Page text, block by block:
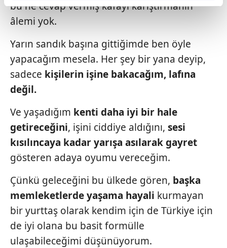
reklamların maliyetlerimizi karşılamak noktasında tek gelir
kalemimiz olduğunu sizlere hatırlatmak isteriz.
Her halükârda, kullanıcılar, bu çerezlere izin vermedikleri
takdirde, kullanıcılara hedefli reklamlar
gösterilmeyecektir."
Sizlere daha iyi bir hizmet sunabilmek için İnternet
Sitemizde kendimize ve üçüncü kişilere ait çerezler
kullanılmaktadır. Bu çerezler vasıtasıyla çeşitli kişisel
verileriniz işlenmekte olup gerekli olan çerezler bilgi
toplumu hizmetlerinin sunulması amacıyla
kullanılmaktadır. Diğer çerezler, sitemizin daha işlevsel
kılınması ve kişiselleştirilmesi ve sizlere yönelik
reklam/pazarlama faaliyetlerinin yapılması, amaçlarıyla
sınırlı olarak açık rızanız dahilinde kullanılacaktır.
Çerezlere ilişkin tercihlerinizi aşağıda yer alan panel
vasıtasıyla belirleyebilirsiniz. Çerezlere ilişkin detaylı bilgi
için Ayarlar butonuna tıklayabilir,Çerez Bilgilendirme
bu ne cevap vermiş kafayı karıştırmanın
âlemi yok.
Yarın sandık başına gittiğimde ben öyle
yapacağım mesela. Her şey bir yana deyip,
sadece kişilerin işine bakacağım, lafına
değil.
Ve yaşadığım kenti daha iyi bir hale
getireceğini, işini ciddiye aldığını, sesi
kısılıncaya kadar yarışa asılarakgayret
gösteren adaya oyumu vereceğim.
Çünkü geleceğini bu ülkede gören, başka
memleketlerde yaşama hayali kurmayan
bir yurttaş olarak kendim için de Türkiye için
de iyi olana bu basit formülle
ulaşabileceğimi düşünüyorum.